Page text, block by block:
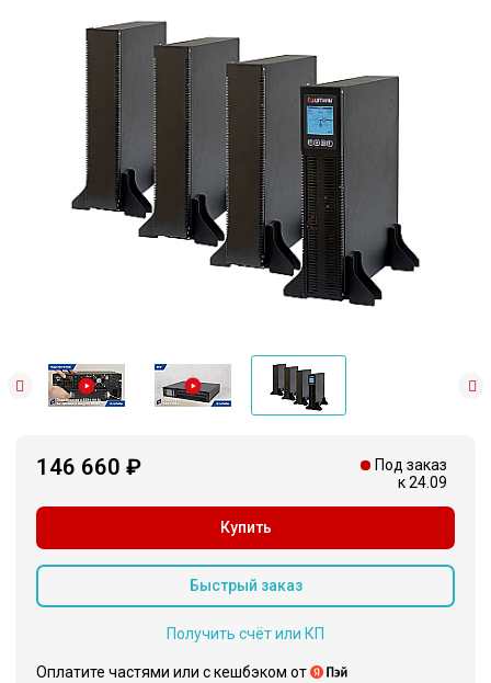
146 660 ₽
Под заказ
к 24.09
Купить
Быстрый заказ
Получить счёт или КП
Оплатите частями или c кешбэком от